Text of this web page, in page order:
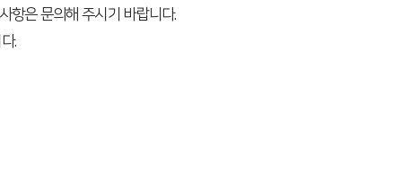
항은 문의해 주시기 바랍니다.
.